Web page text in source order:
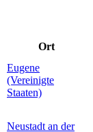
Ort
Eugene
(Vereinigte
Staaten)
Neustadt an der